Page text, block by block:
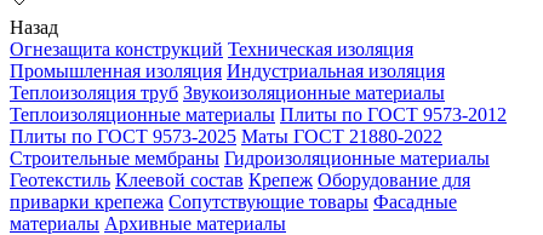
Назад
Огнезащита конструкций Техническая изоляция
Промышленная изоляция Индустриальная изоляция
Теплоизоляция труб Звукоизоляционные материалы
Теплоизоляционные материалы Плиты по ГОСТ 9573-2012
Плиты по ГОСТ 9573-2025 Маты ГОСТ 21880-2022
Строительные мембраны Гидроизоляционные материалы
Геотекстиль Клеевой состав Крепеж Оборудование для
приварки крепежа Сопутствующие товары Фасадные
материалы Архивные материалы